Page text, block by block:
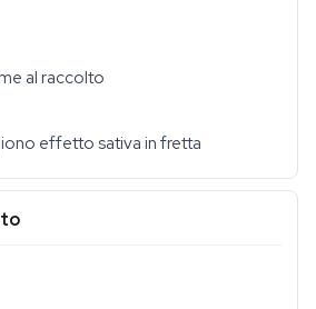
al raccolto
effetto sativa in fretta